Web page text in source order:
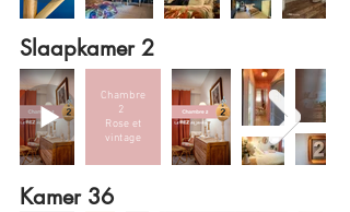
Slaapkamer 2
Chambre
2
Rose et
vintage
Kamer 36